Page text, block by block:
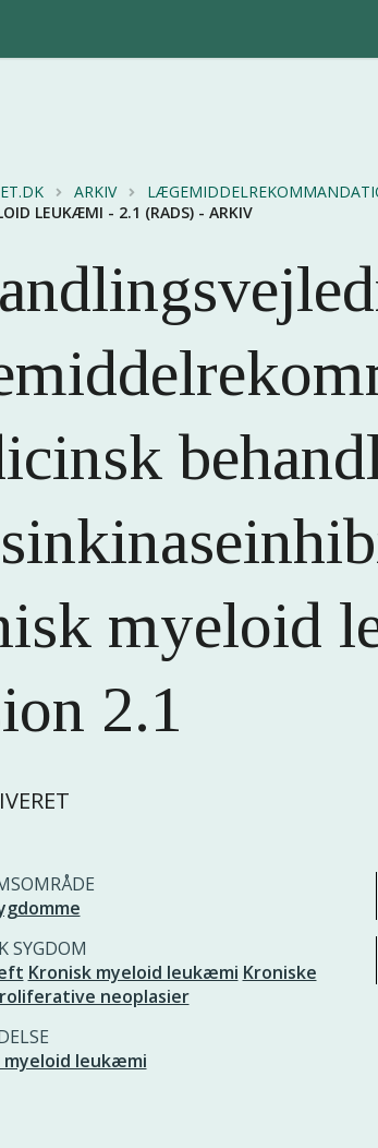
ARKIV
LEUKÆMI - 2.1 (RADS) - ARKIV
myeloid
2.1
SYGDOM
Kronisk myeloid leukæmi Kroniske
neoplasier
myeloid leukæmi